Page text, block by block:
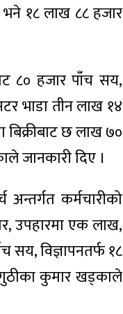
१८ लाख ८८ हजार
८० हजार पाँच सय,
भाडा तीन लाख १४
छ लाख ७०
जानकारी दिए ।
कर्मचारीको
उपहारमा एक लाख,
सय, विज्ञापनतर्फ १८
कुमार खड्काले